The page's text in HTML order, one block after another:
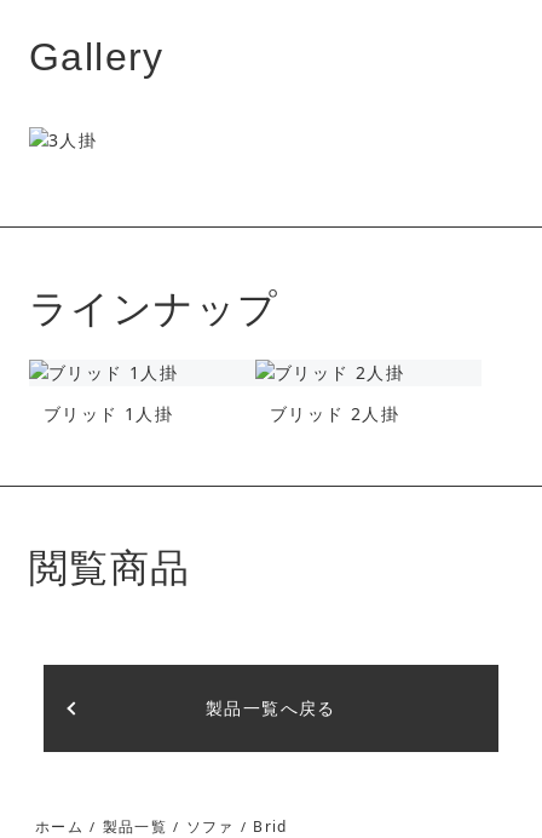
Gallery
ラインナップ
ブリッド 1人掛 ブリッド 2人掛
閲覧商品
製品一覧へ戻る
ホーム / 製品一覧 / ソファ / Brid